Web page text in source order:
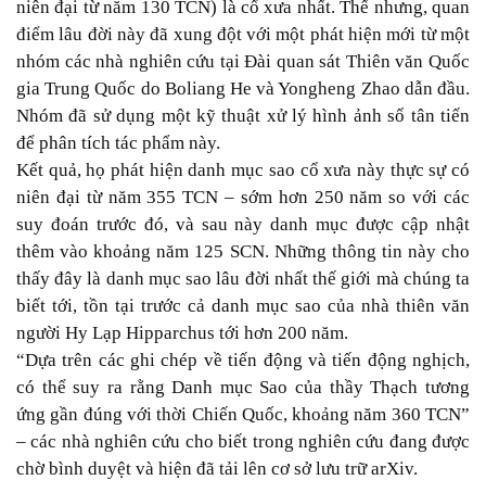
niên đại từ năm 130 TCN) là cổ xưa nhất. Thế nhưng, quan
điểm lâu đời này đã xung đột với một phát hiện mới từ một
nhóm các nhà nghiên cứu tại Đài quan sát Thiên văn Quốc
gia Trung Quốc do Boliang He và Yongheng Zhao dẫn đầu.
Nhóm đã sử dụng một kỹ thuật xử lý hình ảnh số tân tiến
để phân tích tác phẩm này.
Kết quả, họ phát hiện danh mục sao cổ xưa này thực sự có
niên đại từ năm 355 TCN – sớm hơn 250 năm so với các
suy đoán trước đó, và sau này danh mục được cập nhật
thêm vào khoảng năm 125 SCN. Những thông tin này cho
thấy đây là danh mục sao lâu đời nhất thế giới mà chúng ta
biết tới, tồn tại trước cả danh mục sao của nhà thiên văn
người Hy Lạp Hipparchus tới hơn 200 năm.
“Dựa trên các ghi chép về tiến động và tiến động nghịch,
có thể suy ra rằng Danh mục Sao của thầy Thạch tương
ứng gần đúng với thời Chiến Quốc, khoảng năm 360 TCN”
– các nhà nghiên cứu cho biết trong nghiên cứu đang được
chờ bình duyệt và hiện đã tải lên cơ sở lưu trữ arXiv.